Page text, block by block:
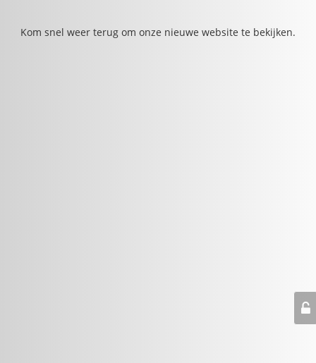
Kom snel weer terug om onze nieuwe website te bekijken.